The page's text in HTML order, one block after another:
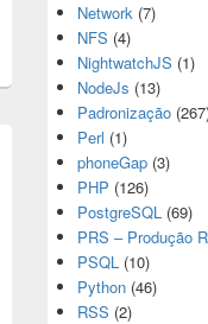
Network (7)
NFS (4)
NightwatchJS (1)
NodeJs (13)
Padronização
Perl (1)
phoneGap (3)
PHP (126)
PostgreSQL (69)
PRS – Produção
PSQL (10)
Python (46)
RSS (2)